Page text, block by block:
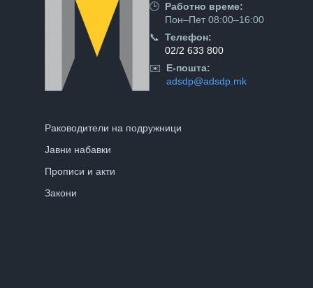
🕒 Работно време:
Пон–Пет 08:00–16:00
📞 Телефон:
02/2 633 800
✉️
Е-пошта:
adsdp@adsdp.mk
Раководители на подружници
Јавни набавки
Прописи и акти
Закони